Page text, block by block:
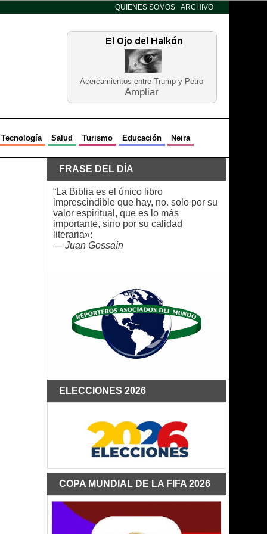
QUIENES SOMOS ARCHIVO
Acercamientos entre Trump y Petro
Ampliar
Tecnología Salud Turismo Educación Neira
FRASE DEL DÍA
“La Biblia es el único libro
imprescindible que hay, no. solo por su
valor espiritual, que es lo más
importante, sino por su calidad
literaria»:
— Juan Gossaín
ELECCIONES 2026
COPA MUNDIAL DE LA FIFA 2026